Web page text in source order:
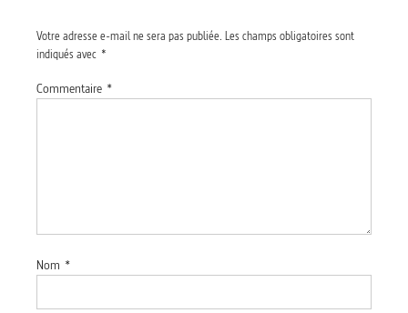
Votre adresse e-mail ne sera pas publiée. Les champs obligatoires sont
indiqués avec *
Commentaire *
Nom *